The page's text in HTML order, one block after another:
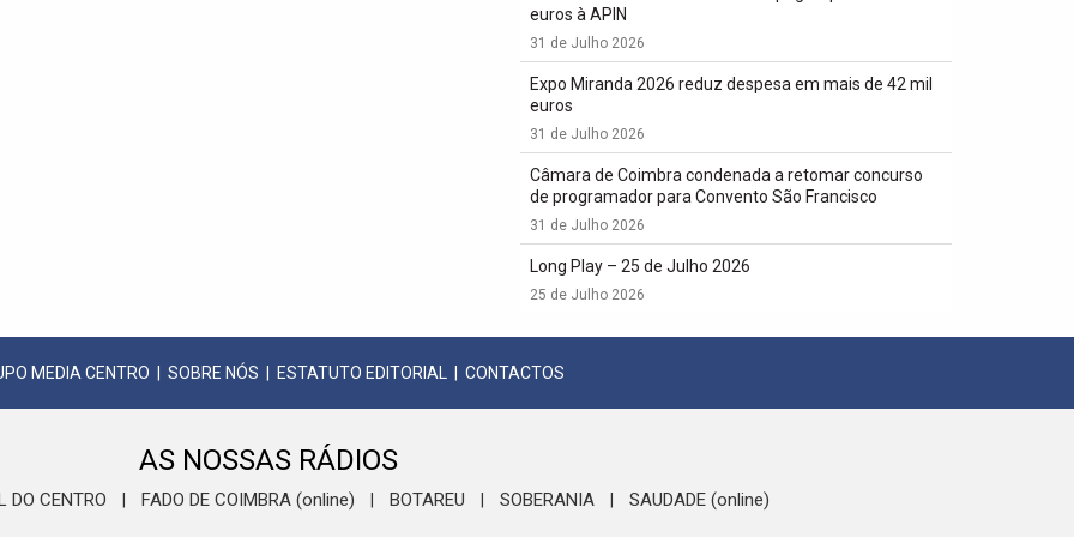
euros à APIN
31 de Julho 2026
Expo Miranda 2026 reduz despesa em mais de 42 mil
euros
31 de Julho 2026
Câmara de Coimbra condenada a retomar concurso
de programador para Convento São Francisco
31 de Julho 2026
Long Play – 25 de Julho 2026
25 de Julho 2026
MEDIA CENTRO SOBRE NÓS ESTATUTO EDITORIAL CONTACTOS
AS NOSSAS RÁDIOS
DO CENTRO FADO DE COIMBRA (online) BOTAREU SOBERANIA SAUDADE (online)